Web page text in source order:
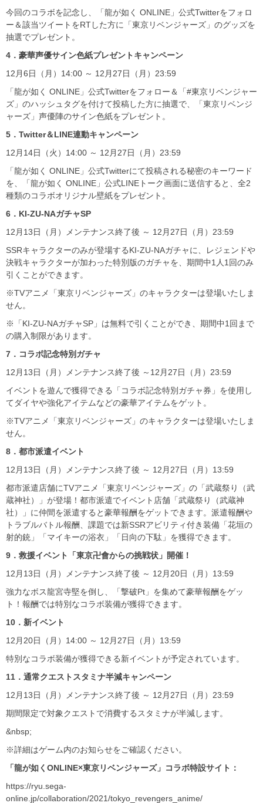
今回のコラボを記念し、「龍が如く ONLINE」公式Twitterをフォロ
ー＆該当ツイートをRTした方に「東京リベンジャーズ」のグッズを
抽選でプレゼント。
4 ．豪華声優サイン色紙プレゼントキャンペーン
12月6日（月）14:00 ～ 12月27日（月）23:59
「龍が如く ONLINE」公式Twitterをフォロー＆「#東京リベンジャー
ズ」のハッシュタグを付けて投稿した方に抽選で、「東京リベンジ
ャーズ」声優陣のサイン色紙をプレゼント。
5 ．Twitter＆LINE連動キャンペーン
12月14日（火）14:00 ～ 12月27日（月）23:59
「龍が如く ONLINE」公式Twitterにて投稿される秘密のキーワード
を、「龍が如く ONLINE」公式LINEトーク画面に送信すると、全2
種類のコラボオリジナル壁紙をプレゼント。
6 ．KI-ZU-NAガチャSP
12月13日（月）メンテナンス終了後 ～ 12月27日（月）23:59
SSRキャラクターのみが登場するKI-ZU-NAガチャに、レジェンドや
決戦キャラクターが加わった特別版のガチャを、期間中1人1回のみ
引くことができます。
※TVアニメ「東京リベンジャーズ」のキャラクターは登場いたしま
せん。
※「KI-ZU-NAガチャSP」は無料で引くことができ、期間中1回まで
の購入制限があります。
7 ．コラボ記念特別ガチャ
12月13日（月）メンテナンス終了後 ～12月27日（月）23:59
イベントを遊んで獲得できる「コラボ記念特別ガチャ券」を使用し
てダイヤや強化アイテムなどの豪華アイテムをゲット。
※TVアニメ「東京リベンジャーズ」のキャラクターは登場いたしま
せん。
8 ．都市派遣イベント
12月13日（月）メンテナンス終了後 ～ 12月27日（月）13:59
都市派遣店舗にTVアニメ「東京リベンジャーズ」の「武蔵祭り（武
蔵神社）」が登場！都市派遣でイベント店舗「武蔵祭り（武蔵神
社）」に仲間を派遣すると豪華報酬をゲットできます。派遣報酬や
トラブルバトル報酬、課題では新SSRアビリティ付き装備「花垣の
射的銃」「マイキーの浴衣」「日向の下駄」を獲得できます。
9 ．救援イベント「東京卍會からの挑戦状」開催！
12月13日（月）メンテナンス終了後 ～ 12月20日（月）13:59
強力なボス龍宮寺堅を倒し、「撃破Pt」を集めて豪華報酬をゲッ
ト！報酬では特別なコラボ装備が獲得できます。
10 ．新イベント
12月20日（月）14:00 ～ 12月27日（月）13:59
特別なコラボ装備が獲得できる新イベントが予定されています。
11 ．通常クエストスタミナ半減キャンペーン
12月13日（月）メンテナンス終了後 ～ 12月27日（月）23:59
期間限定で対象クエストで消費するスタミナが半減します。
&nbsp;
※詳細はゲーム内のお知らせをご確認ください。
「龍が如くONLINE×東京リベンジャーズ」コラボ特設サイト：
https://ryu.sega-
online.jp/collaboration/2021/tokyo_revengers_anime/